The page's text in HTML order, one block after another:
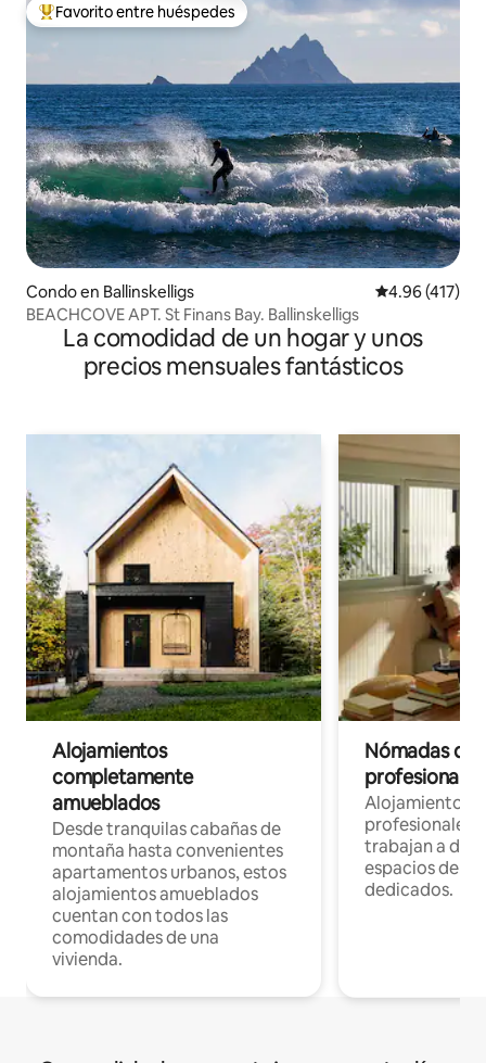
Favorito entre huéspedes preferido
Favorito entre huéspedes
Condo en Ballinskelligs Calificación
4.96 (417)
BEACHCOVE APT. St Finans Bay. Ballinskelligs
La comodidad de un hogar y unos
precios mensuales fantásticos
Alojamientos
completamente
amueblados
Desde tranquilas cabañas de
montaña hasta convenientes
apartamentos urbanos, estos
alojamientos amueblados
cuentan con todos las
comodidades de una
vivienda.
Nómadas
Alojamientos
profesionales
trabajan a
espacios de
dedicados.